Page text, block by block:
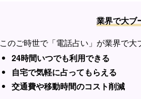
業界で大ブ
このご時世で「電話占い」が業界で大
24時間いつでも利用できる
自宅で気軽に占ってもらえる
交通費や移動時間のコスト削減